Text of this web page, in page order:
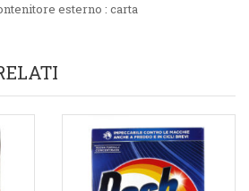
esterno : carta